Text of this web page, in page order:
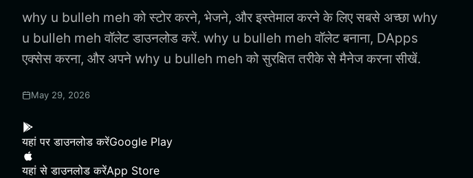
Español (Argentina)
why u bulleh meh को स्टोर करने, भेजने, और इस्तेमाल करने के लिए सबसे अच्छा why
u bulleh meh वॉलेट डाउनलोड करें. why u bulleh meh वॉलेट बनाना, DApps
एक्सेस करना, और अपने why u bulleh meh को सुरक्षित तरीके से मैनेज करना सीखें.
May 29, 2026
यहां पर डाउनलोड करेंGoogle Play
यहां से डाउनलोड करेंApp Store